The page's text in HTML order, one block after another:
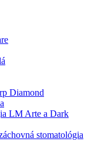
Diamond
LM Arte a Dark
stomatológia